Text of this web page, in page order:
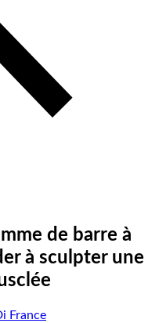
de barre à
à sculpter une
France